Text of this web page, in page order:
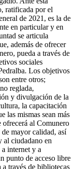
ratificada por el
de 2021, es la de
en particular y en
se articula
además de ofrecer
pueda a través de
sociales
Los objetivos
entre otros;
reglada,
y divulgación de la
la capacitación
las mismas sean más
ofrecerá al Comunero
mayor calidad, así
al ciudadano en
internet y a
punto de acceso libre
través de bibliotecas